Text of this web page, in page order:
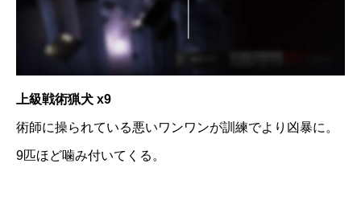
上級戦術猟犬 x9
術師に操られている悪いワンワンが訓練でより凶暴に。
9匹ほど噛み付いてくる。